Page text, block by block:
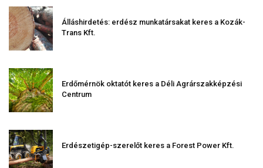
Álláshirdetés: erdész munkatársakat keres a Kozák-
Trans Kft.
Erdőmérnök oktatót keres a Déli Agrárszakképzési
Centrum
Erdészetigép-szerelőt keres a Forest Power Kft.